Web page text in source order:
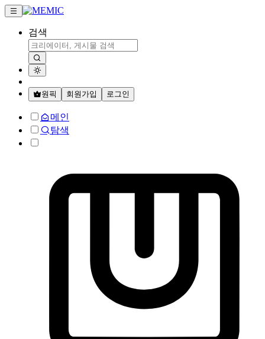
검색
원픽 회원가입 로그인
메인
탐색